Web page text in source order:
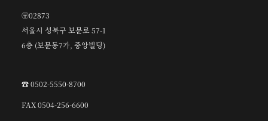
〶02873
서울시 성북구 보문로 57-1
6층 (보문동7가, 중앙빌딩)
☎︎ 0502-5550-8700
FAX 0504-256-6600